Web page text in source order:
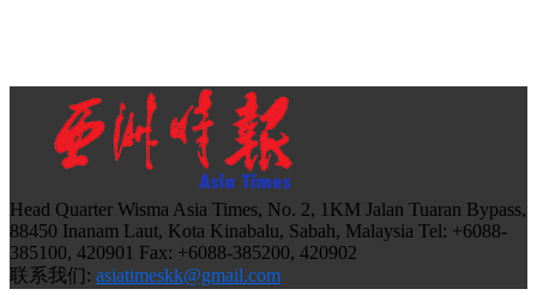
Head Quarter Wisma Asia Times, No. 2, 1KM Jalan Tuaran Bypass,
88450 Inanam Laut, Kota Kinabalu, Sabah, Malaysia Tel: +6088-
385100, 420901 Fax: +6088-385200, 420902
联系我们: asiatimeskk@gmail.com